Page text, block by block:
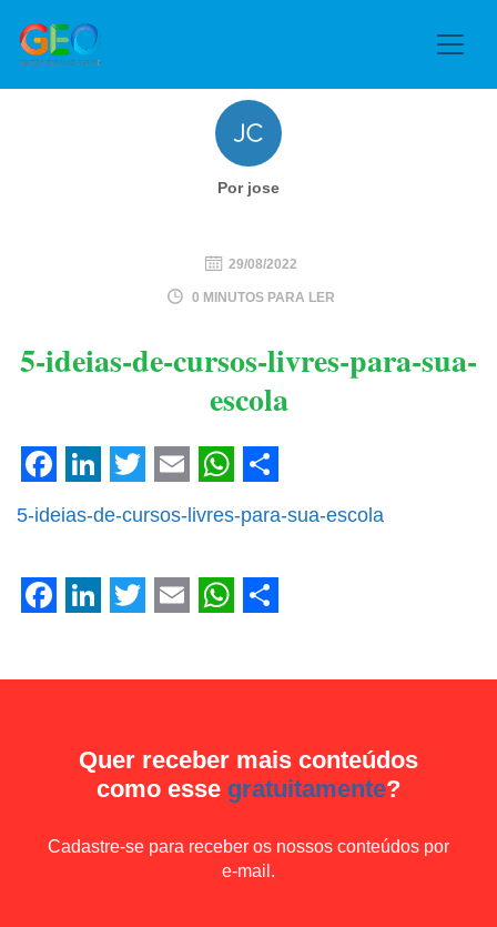
Por jose
29/08/2022
0 MINUTOS PARA LER
5-ideias-de-cursos-livres-para-sua-
escola
Facebook
LinkedIn
Twitter
EmailWhatsApp
Share
5-ideias-de-cursos-livres-para-sua-escola
Quer receber mais conteúdos
como esse gratuitamente?
Cadastre-se para receber os nossos conteúdos por
e-mail.